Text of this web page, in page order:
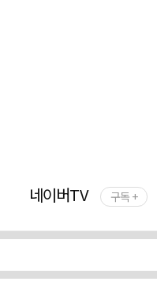
네이버TV 구독 +